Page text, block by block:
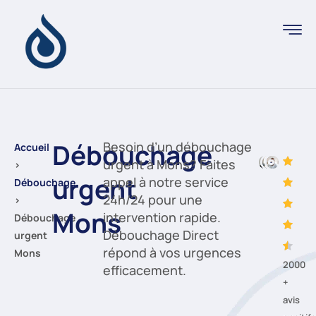
Accueil
›
Débouchage
›
Débouchage
urgent
Mons
Débouchage
urgent
Mons
Besoin d’un débouchage
urgent à Mons? Faites
appel à notre service
24h/24 pour une
intervention rapide.
Débouchage Direct
répond à vos urgences
efficacement.
2000
+
avis